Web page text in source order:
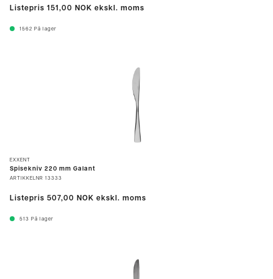
Listepris 151,00 NOK ekskl. moms
1562 På lager
EXXENT
Spisekniv 220 mm Galant
ARTIKKELNR 13333
Listepris 507,00 NOK ekskl. moms
513 På lager